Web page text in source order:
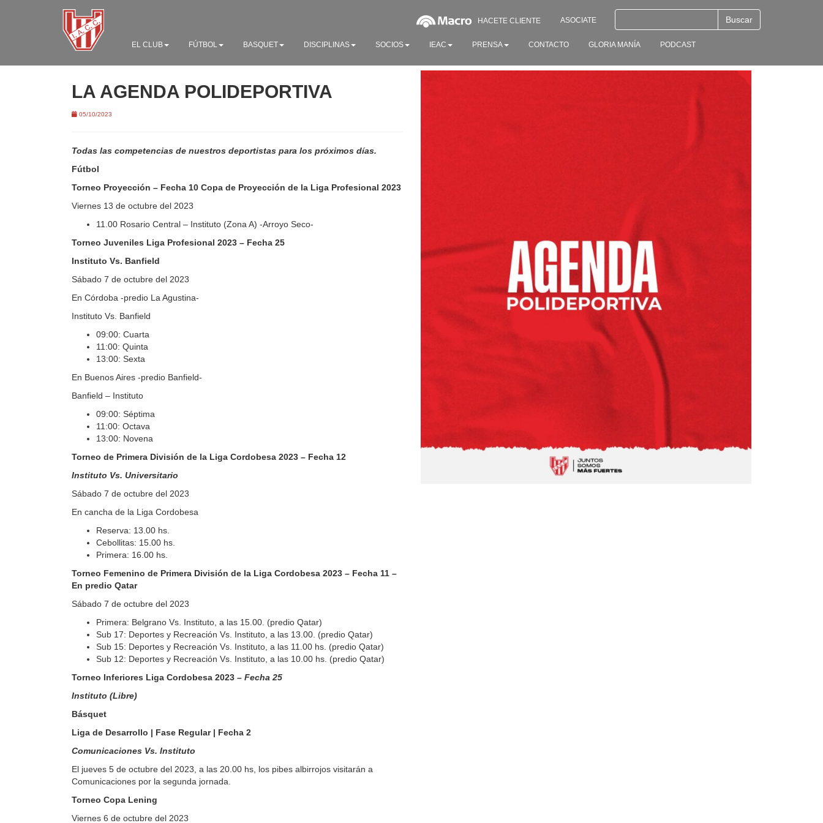
HACETE CLIENTE ASOCIATE
EL CLUB FÚTBOL BASQUET DISCIPLINAS SOCIOS IEAC PRENSA CONTACTO GLORIA MANÍA PODCAST
LA AGENDA POLIDEPORTIVA
05/10/2023
Todas las competencias de nuestros deportistas para los próximos días.
Fútbol
Torneo Proyección – Fecha 10 Copa de Proyección de la Liga Profesional 2023
Viernes 13 de octubre del 2023
11.00 Rosario Central – Instituto (Zona A) -Arroyo Seco-
Torneo Juveniles Liga Profesional 2023 – Fecha 25
Instituto Vs. Banfield
Sábado 7 de octubre del 2023
En Córdoba -predio La Agustina-
Instituto Vs. Banfield
09:00: Cuarta
11:00: Quinta
13:00: Sexta
En Buenos Aires -predio Banfield-
Banfield – Instituto
09:00: Séptima
11:00: Octava
13:00: Novena
Torneo de Primera División de la Liga Cordobesa 2023 – Fecha 12
Instituto Vs. Universitario
Sábado 7 de octubre del 2023
En cancha de la Liga Cordobesa
Reserva: 13.00 hs.
Cebollitas: 15.00 hs.
Primera: 16.00 hs.
Torneo Femenino de Primera División de la Liga Cordobesa 2023 – Fecha 11 –
En predio Qatar
Sábado 7 de octubre del 2023
Primera: Belgrano Vs. Instituto, a las 15.00. (predio Qatar)
Sub 17: Deportes y Recreación Vs. Instituto, a las 13.00. (predio Qatar)
Sub 15: Deportes y Recreación Vs. Instituto, a las 11.00 hs. (predio Qatar)
Sub 12: Deportes y Recreación Vs. Instituto, a las 10.00 hs. (predio Qatar)
Torneo Inferiores Liga Cordobesa 2023 – Fecha 25
Instituto (Libre)
Básquet
Liga de Desarrollo | Fase Regular | Fecha 2
Comunicaciones Vs. Instituto
El jueves 5 de octubre del 2023, a las 20.00 hs, los pibes albirrojos visitarán a
Comunicaciones por la segunda jornada.
Torneo Copa Lening
Viernes 6 de octubre del 2023